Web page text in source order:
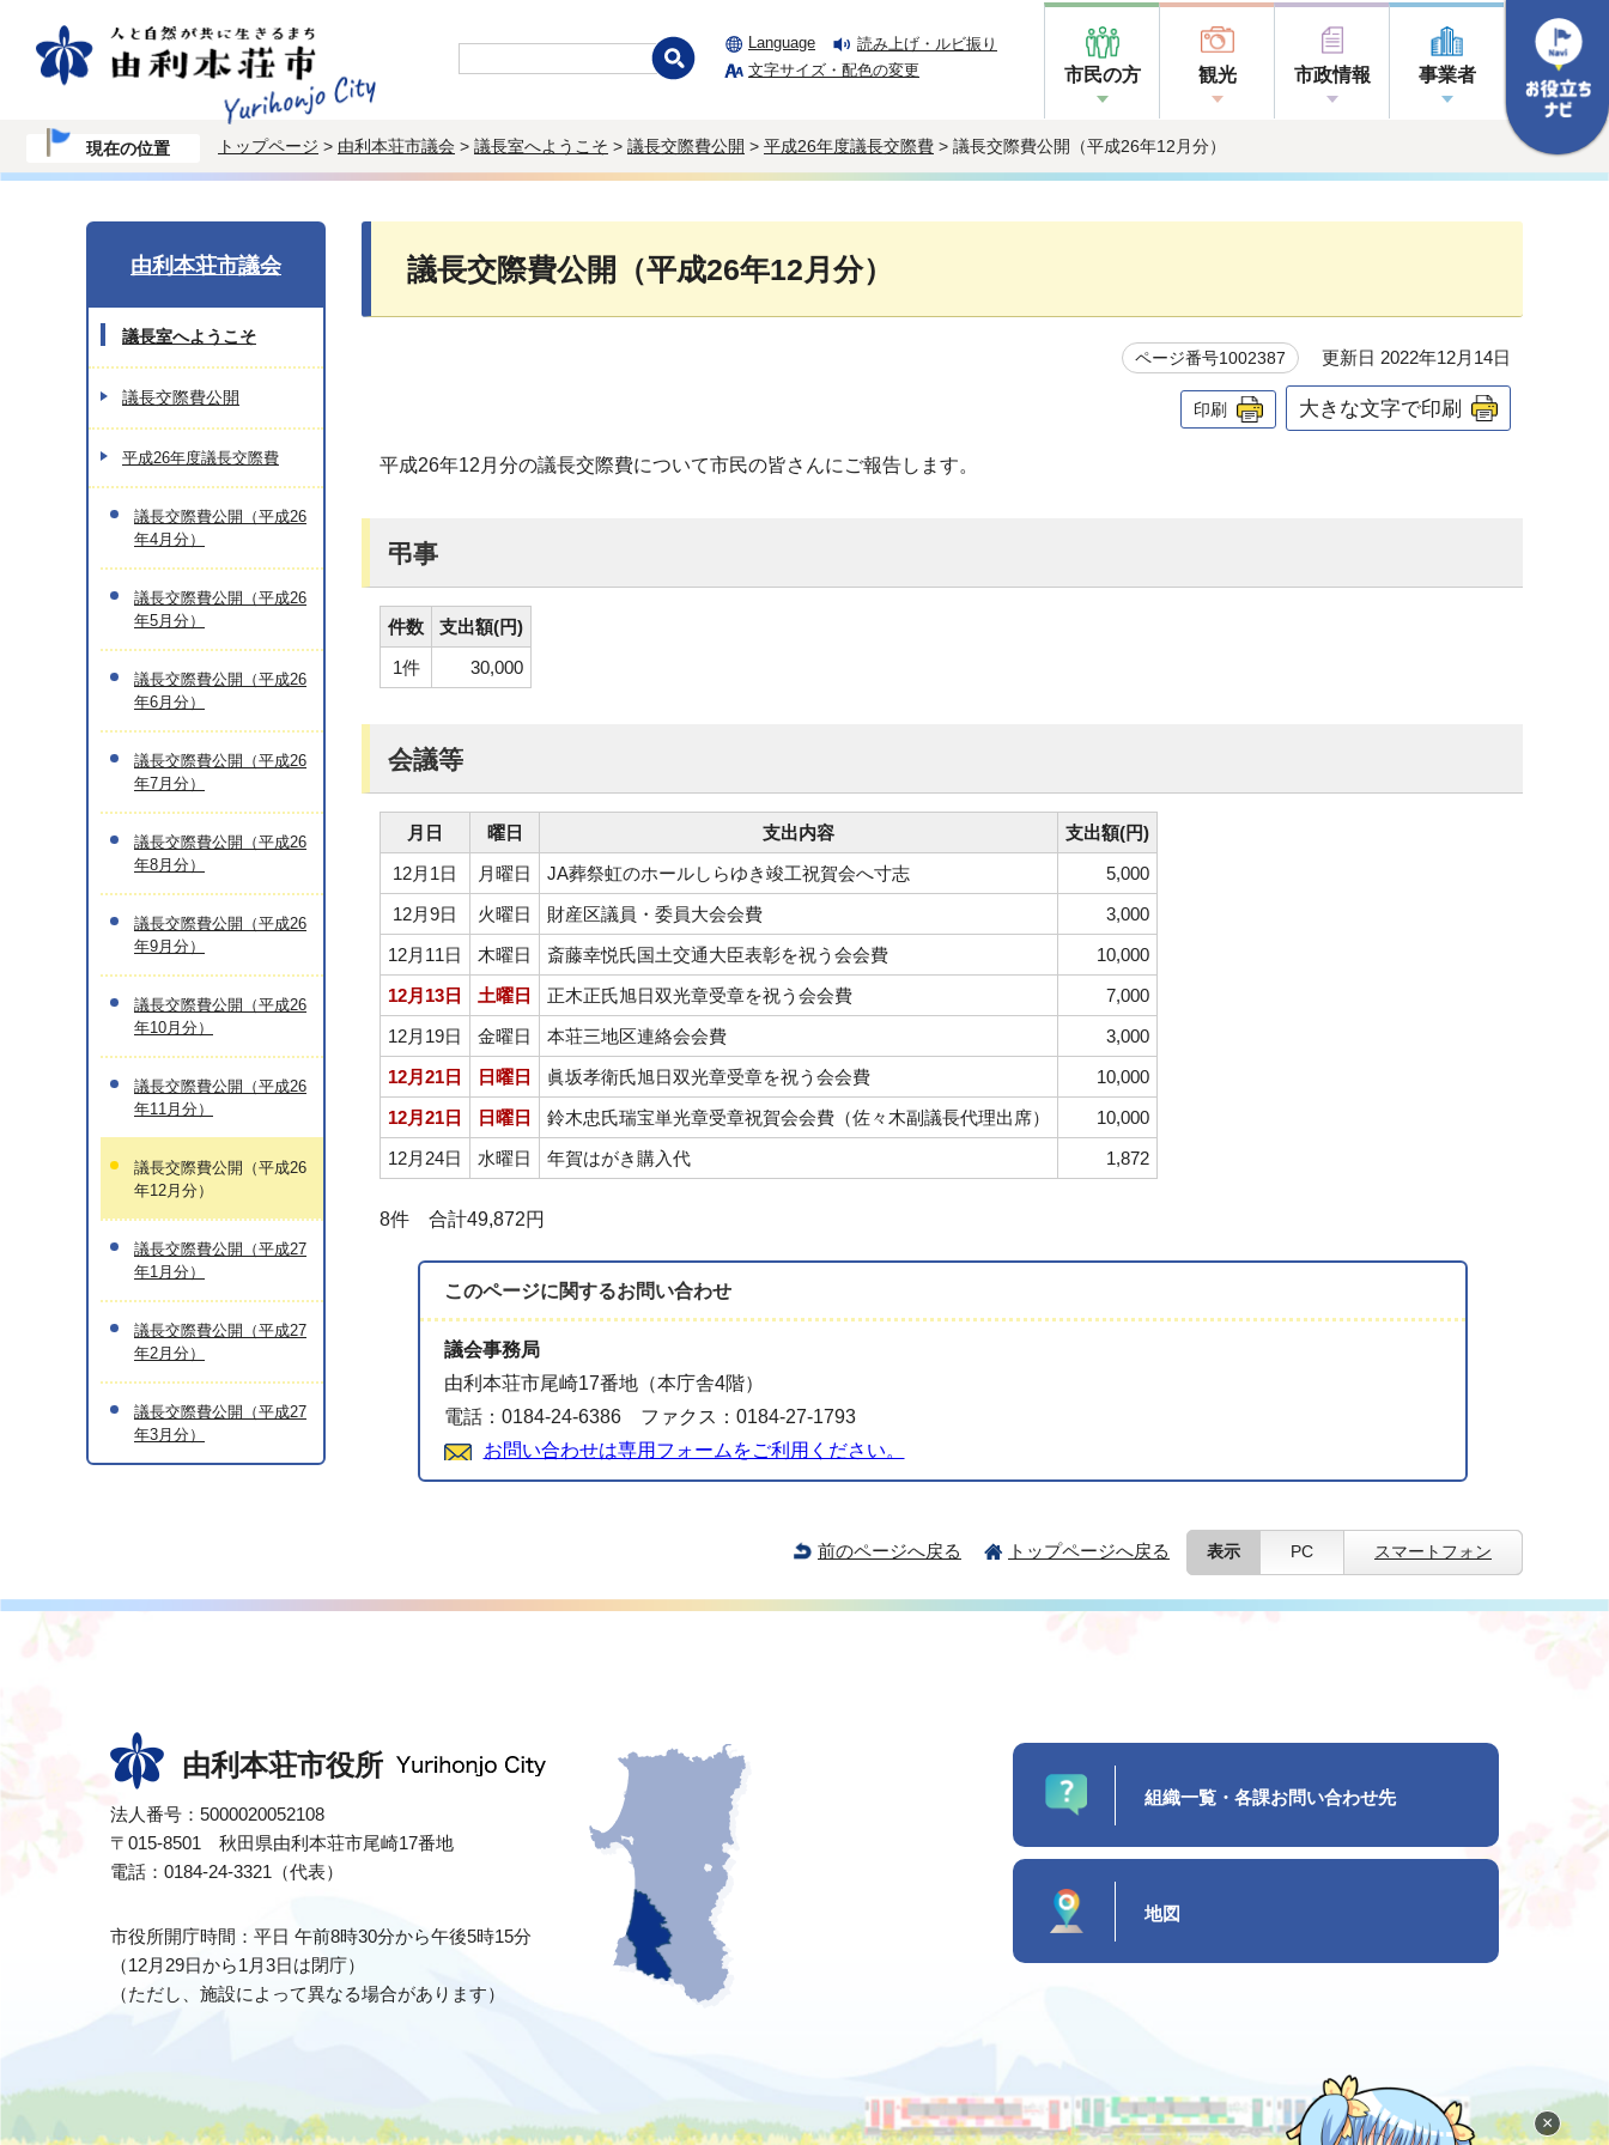
Language
読み上げ・ルビ振り
文字サイズ・配色の変更
市民の方 観光 市政情報 事業者
現在の位置 トップページ > 由利本荘市議会 > 議長室へようこそ > 議長交際費公開 > 平成26年度議長交際費 > 議長交際費公開（平成26年12月分）
議長交際費公開（平成26年12月分）
ページ番号1002387 更新日 2022年12月14日
印刷 大きな文字で印刷
平成26年12月分の議長交際費について市民の皆さんにご報告します。
弔事
件数
支出額(円)
1件
30,000
会議等
月日 曜日 支出内容
支出額(円)
12月1日
月曜日 JA葬祭虹のホールしらゆき竣工祝賀会へ寸志
5,000
12月9日
火曜日 財産区議員・委員大会会費
3,000
12月11日
木曜日 斎藤幸悦氏国土交通大臣表彰を祝う会会費
10,000
12月13日
土曜日 正木正氏旭日双光章受章を祝う会会費
7,000
12月19日
金曜日 本荘三地区連絡会会費
3,000
12月21日
日曜日 眞坂孝衛氏旭日双光章受章を祝う会会費
10,000
12月21日
日曜日 鈴木忠氏瑞宝単光章受章祝賀会会費（佐々木副議長代理出席）
10,000
12月24日
水曜日 年賀はがき購入代 1,872
8件 合計49,872円
このページに関するお問い合わせ
議会事務局
由利本荘市尾崎17番地（本庁舎4階）
電話：0184-24-6386 ファクス：0184-27-1793
お問い合わせは専用フォームをご利用ください。
由利本荘市議会
議長室へようこそ
議長交際費公開
平成26年度議長交際費
議長交際費公開（平成26
年4月分）
議長交際費公開（平成26
年5月分）
議長交際費公開（平成26
年6月分）
議長交際費公開（平成26
年7月分）
議長交際費公開（平成26
年8月分）
議長交際費公開（平成26
年9月分）
議長交際費公開（平成26
年10月分）
議長交際費公開（平成26
年11月分）
議長交際費公開（平成26
年12月分）
議長交際費公開（平成27
年1月分）
議長交際費公開（平成27
年2月分）
議長交際費公開（平成27
年3月分）
前のページへ戻る トップページへ戻る 表示 PC スマートフォン
×
由利本荘市役所
法人番号：5000020052108
〒015-8501 秋田県由利本荘市尾崎17番地
電話：0184-24-3321（代表）
市役所開庁時間：平日 午前8時30分から午後5時15分
（12月29日から1月3日は閉庁）
（ただし、施設によって異なる場合があります）
組織一覧・各課お問い合わせ先
地図